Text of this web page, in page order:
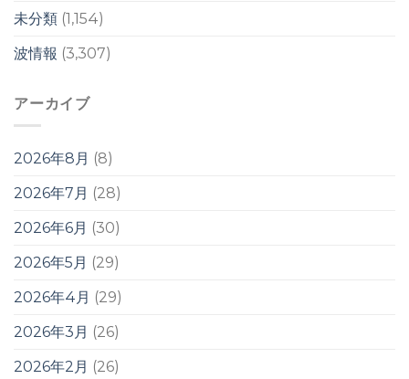
未分類 (1,154)
波情報 (3,307)
アーカイブ
2026年8月 (8)
2026年7月 (28)
2026年6月 (30)
2026年5月 (29)
2026年4月 (29)
2026年3月 (26)
2026年2月 (26)